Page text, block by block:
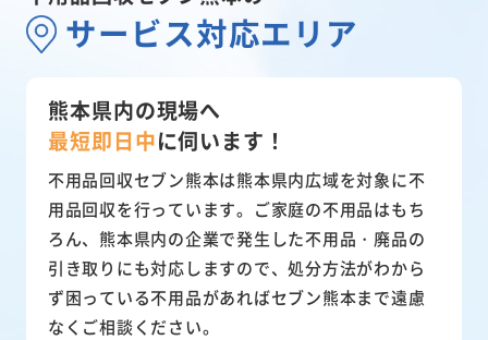
サービス対応エリア
熊本県内の現場へ
最短即日中に伺います！
不用品回収セブン熊本は熊本県内広域を対象に不
用品回収を行っています。ご家庭の不用品はもち
ろん、熊本県内の企業で発生した不用品・廃品の
引き取りにも対応しますので、処分方法がわから
ず困っている不用品があればセブン熊本まで遠慮
なくご相談ください。